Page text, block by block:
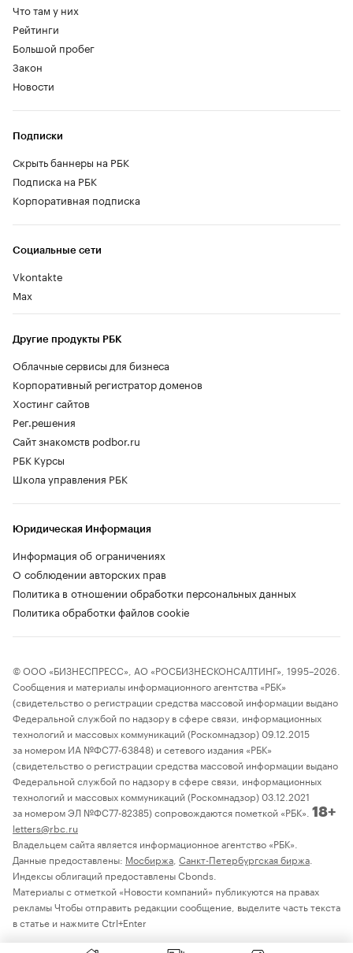
Что там у них
Рейтинги
Большой пробег
Закон
Новости
Социальные сети
Vkontakte
Max
Другие продукты РБК
Облачные сервисы для бизнеса
Корпоративный регистратор доменов
Хостинг сайтов
Рег.решения
Сайт знакомств podbor.ru
РБК Курсы
Школа управления РБК
Подписки
Скрыть баннеры на РБК
Подписка на РБК
Корпоративная подписка
Юридическая Информация
Информация об ограничениях
О соблюдении авторских прав
Политика в отношении обработки персональных данных
Политика обработки файлов cookie
© ООО «БИЗНЕСПРЕСС», АО «РОСБИЗНЕСКОНСАЛТИНГ», 1995–2026.
Сообщения и материалы информационного агентства «РБК»
(свидетельство о регистрации средства массовой информации выдано
Федеральной службой по надзору в сфере связи, информационных
технологий и массовых коммуникаций (Роскомнадзор) 09.12.2015
за номером ИА №ФС77-63848) и сетевого издания «РБК»
(свидетельство о регистрации средства массовой информации выдано
Федеральной службой по надзору в сфере связи, информационных
технологий и массовых коммуникаций (Роскомнадзор) 03.12.2021
за номером ЭЛ №ФС77-82385) сопровождаются пометкой «РБК». 18+
letters@rbc.ru
Владельцем сайта является информационное агентство «РБК».
Данные предоставлены: Мосбиржа Санкт-Петербургская биржа
Индексы облигаций предоставлены Cbonds.
Материалы с отметкой «Новости компаний» публикуются на правах
рекламы Чтобы отправить редакции сообщение, выделите часть текста
в статье и нажмите Ctrl+Enter